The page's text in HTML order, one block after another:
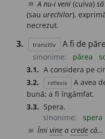
chat_bubble A nu-i veni (cuiva)
(sau urechilor),
necrezut.
3. tranzitiv A fi de
sinonime: părea
3.1. A considera pe
3.2.
reflexiv
A avea
bună; a fi îngâmfat.
3.3. Spera.
sinonime:
spera
chat_bubble Îmivine acrede că...